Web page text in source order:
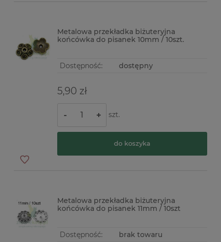
Metalowa przekładka biżuteryjna
końcówka do pisanek 10mm / 10szt.
Dostępność: dostępny
5,90 zł
- + szt.
do koszyka
Metalowa przekładka biżuteryjna
końcówka do pisanek 11mm / 10szt
Dostępność: brak towaru